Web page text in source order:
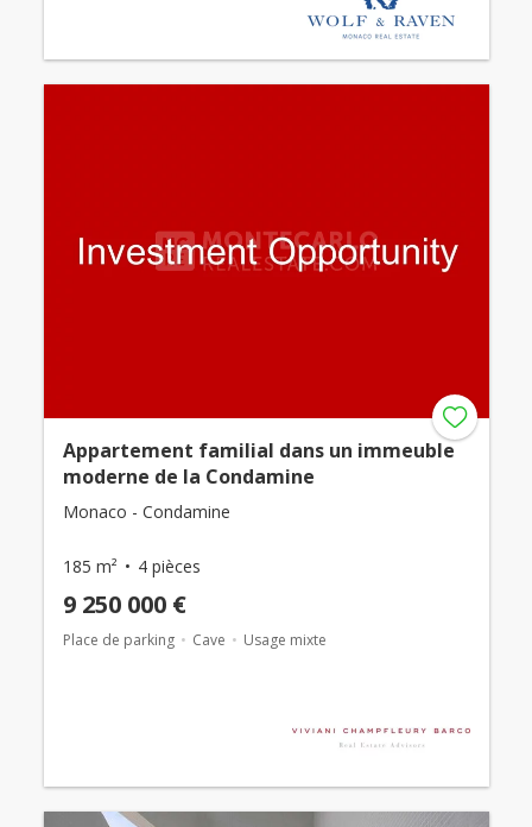
Appartement familial dans un immeuble
moderne de la Condamine
Monaco - Condamine
185 m² 4 pièces
9 250 000 €
Place de parking Cave Usage mixte